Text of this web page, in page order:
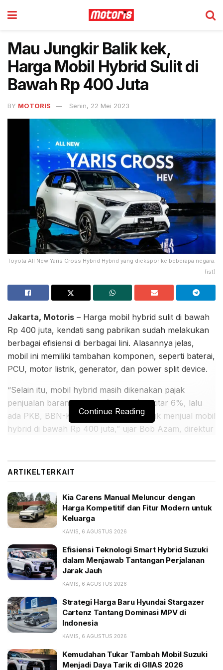
Mau Jungkir Balik kek,
Harga Mobil Hybrid Sulit di
Bawah Rp 400 Juta
BY MOTORIS Senin, 22 Mei 2023
Toyota All New Yaris Cross Hybrid Hybrid yang diekspor ke beberapa negara.
(ist)
Jakarta, Motoris – Harga mobil hybrid sulit di bawah
Rp 400 juta, kendati sang pabrikan sudah melakukan
berbagai efisiensi di berbagai lini. Alasannya jelas,
mobil ini memiliki tambahan komponen, seperti baterai,
PCU, motor listrik, generator, dan power split device.
“Selain itu, mobil hybrid masih dikenakan pajak
penjualan barang mewah (PPnBM) sekitar 6%, lalu
ada PKB, BBN-KB, PPN. Jadi sulit untuk menjual mobil
hybrid di bawah Rp 400 juta,” ujar Bob Azam, direktur
BACA JUGA:
Kia Carens Manual Meluncur dengan Harga
Kompetitif dan Fitur Modern untuk Keluarga
Efisiensi Teknologi Smart Hybrid Suzuki dalam
Menjawab Tantangan Perjalanan Jarak Jauh
Strategi Harga Baru Hyundai Stargazer Cartenz
Tantang Dominasi MPV di Indonesia
Itu sebabnya, dia menerangkan, mobil hybrid perlu
mendapatkan insentif tambahan agar harga jualnya
turun di bawah Rp 400 juta. Bentuknya bisa berupa
keringanan PPnBM, PKB, dan BBN. Ini layak
dipertimbangkan, mengingat mobil
berkontribusi dalam menurunkan emisi karbon
dioksida.
Continue Reading
ARTIKELTERKAIT
Kia Carens Manual Meluncur dengan
Harga Kompetitif dan Fitur Modern untuk
Keluarga
KAMIS, 6 AGUSTUS 2026
Efisiensi Teknologi Smart Hybrid Suzuki
dalam Menjawab Tantangan Perjalanan
Jarak Jauh
KAMIS, 6 AGUSTUS 2026
Strategi Harga Baru Hyundai Stargazer
Cartenz Tantang Dominasi MPV di
Indonesia
KAMIS, 6 AGUSTUS 2026
Kemudahan Tukar Tambah Mobil Suzuki
Menjadi Daya Tarik di GIIAS 2026